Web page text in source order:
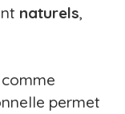
naturels,
permet